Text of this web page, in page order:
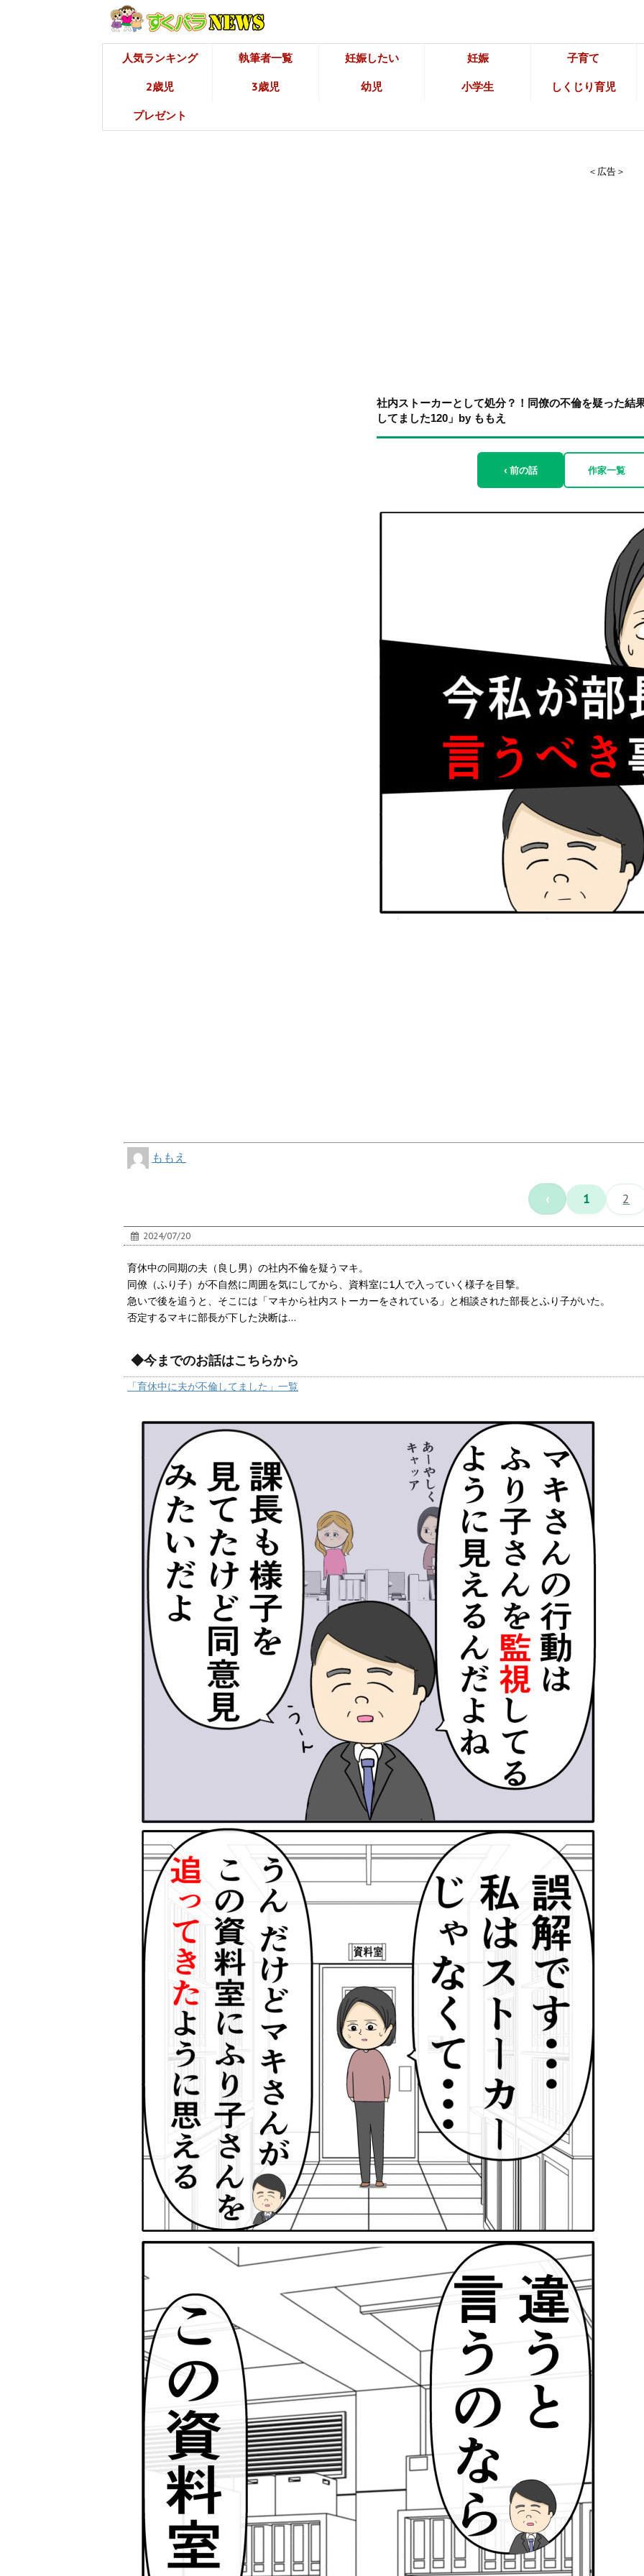
人気ランキング 執筆者一覧 妊娠したい 妊娠 子育て
2歳児 3歳児 幼児 小学生 しくじり育児
プレゼント
＜広告＞
社内ストーカーとして処分？！同僚の不倫を疑った
してました120」by ももえ
‹ 前の話 作家一覧
ももえ
‹ 1 2
2024/07/20
育休中の同期の夫（良し男）の社内不倫を疑うマキ。
同僚（ふり子）が不自然に周囲を気にしてから、資料室に1人で入っていく様子を目撃。
急いで後を追うと、そこには「マキから社内ストーカーをされている」と相談された部長とふり子がいた。
否定するマキに部長が下した決断は…
◆今までのお話はこちらから
「育休中に夫が不倫してました」一覧